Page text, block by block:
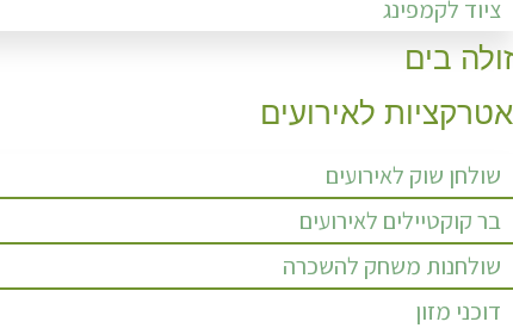
ציוד לקמפינג
זולה בים
אטרקציות לאירועים
שולחן שוק לאירועים
בר קוקטיילים לאירועים
שולחנות משחק להשכרה
דוכני מזון